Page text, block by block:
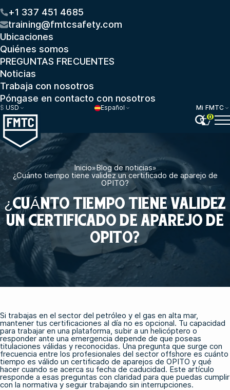
+1 337 451 4685
training@fmtcsafety.com
Ubicaciones
Quiénes somos
PREGUNTAS FRECUENTES
Noticias
Trabaja con nosotros
Póngase en contacto con nosotros
$ USD Español
Mi FMTC
0
Inicio»Blog de noticias»
¿Cuánto tiempo tiene validez un certificado de aparejo de
OPITO?
¿CUÁNTO TIEMPO TIENE VALIDEZ
UN CERTIFICADO DE APAREJO DE
OPITO?
Si trabajas en el sector del petróleo y el gas en alta mar,
mantener tus certificaciones al día no es opcional. Tu capacidad
para trabajar en una plataforma, subir a un helicóptero o
responder ante una emergencia depende de que poseas
titulaciones válidas y reconocidas. Una pregunta que surge con
frecuencia entre los profesionales del sector offshore es cuánto
tiempo es válido un certificado de aparejos de OPITO y qué
hacer cuando se acerca su fecha de caducidad. Este artículo
responde a esas preguntas con claridad para que puedas cumplir
con la normativa y seguir trabajando sin interrupciones.